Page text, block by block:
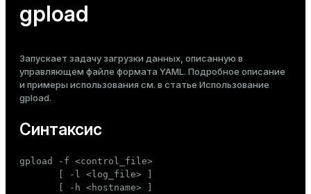
Параметры
Формат лог-файла
Примечания
См. также
Roboto Mono
Тема
Темная Светлая
gpload
Запускает задачу загрузки данных, описанную в
управляющем файле формата YAML. Подробное описание
и примеры использования см. в статье Использование
gpload.
Синтаксис
gpload -f <control_file>
       [ -l <log_file> ]
       [ -h <hostname> ]